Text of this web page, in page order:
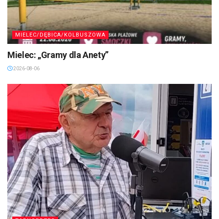
MIELEC/DĘBICA/KOLBUSZOWA
Mielec: „Gramy dla Anety”
2026-08-06